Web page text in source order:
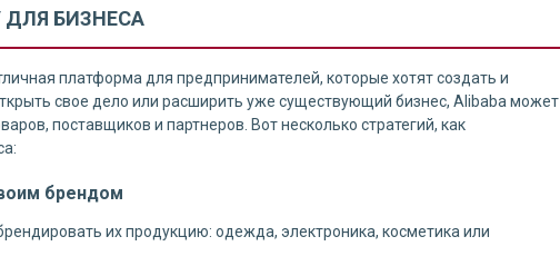
БИЗНЕСА
платформа для предпринимателей, которые хотят создать и
свое дело или расширить уже существующий бизнес, Alibaba может
поставщиков и партнеров. Вот несколько стратегий, как
брендом
их продукцию: одежда, электроника, косметика или